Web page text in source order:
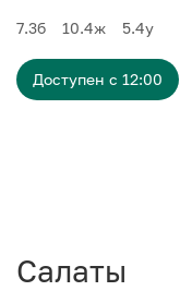
7.3б 10.4ж 5.4у
Доступен с 12:00
Салаты